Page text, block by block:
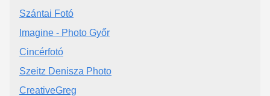
Szántai Fotó
Imagine - Photo Győr
Cincérfotó
Szeitz Denisza Photo
CreativeGreg